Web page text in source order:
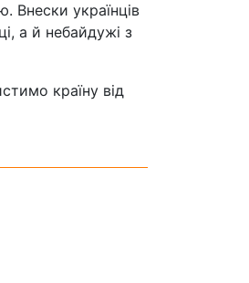
Внески українців
а й небайдужі з
країну від